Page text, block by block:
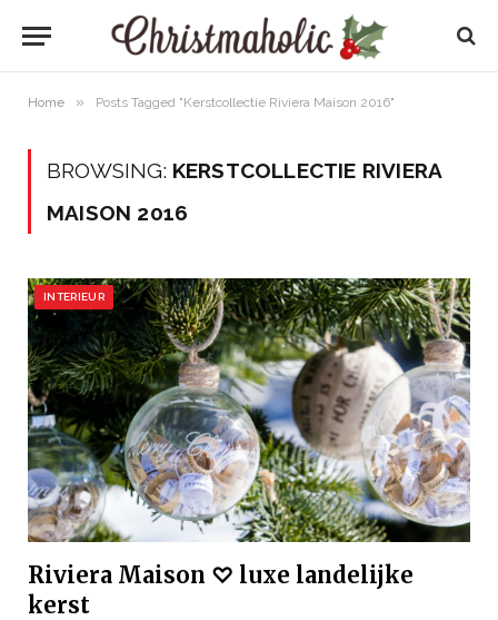
Home » Posts Tagged "Kerstcollectie Riviera Maison 2016"
BROWSING: KERSTCOLLECTIE RIVIERA
MAISON 2016
INTERIEUR
Riviera Maison ♡ luxe landelijke
kerst